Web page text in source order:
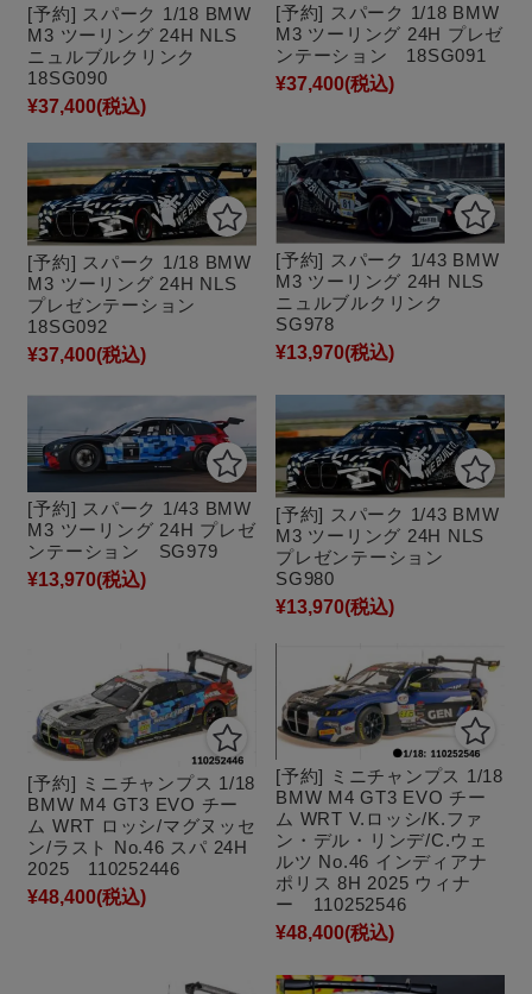
[予約] スパーク 1/18 BMW
M3 ツーリング 24H NLS
ニュルブルクリンク
18SG090
¥37,400(税込)
[予約] スパーク 1/18 BMW
M3 ツーリング 24H プレゼ
ンテーション 18SG091
¥37,400(税込)
[予約] スパーク 1/18 BMW
M3 ツーリング 24H NLS
プレゼンテーション
18SG092
¥37,400(税込)
[予約] スパーク 1/43 BMW
M3 ツーリング 24H NLS
ニュルブルクリンク
SG978
¥13,970(税込)
[予約] スパーク 1/43 BMW
M3 ツーリング 24H プレゼ
ンテーション SG979
¥13,970(税込)
[予約] スパーク 1/43 BMW
M3 ツーリング 24H NLS
プレゼンテーション
SG980
¥13,970(税込)
[予約] ミニチャンプス 1/18
BMW M4 GT3 EVO チー
ム WRT ロッシ/マグヌッセ
ン/ラスト No.46 スパ 24H
2025 110252446
¥48,400(税込)
[予約] ミニチャンプス 1/18
BMW M4 GT3 EVO チー
ム WRT V.ロッシ/K.ファ
ン・デル・リンデ/C.ウェ
ルツ No.46 インディアナ
ポリス 8H 2025 ウィナ
ー 110252546
¥48,400(税込)